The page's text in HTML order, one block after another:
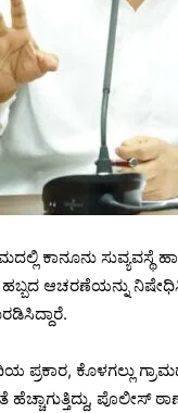
ಕಾನೂನು ಸುವ್ಯವಸ್ಥೆ
ಆಚರಣೆಯನ್ನು
ಪ್ರಕಾರ, ಕೊಳಗಲ್ಲು
ಹೆಚ್ಚಾಗುತ್ತಿದ್ದು,